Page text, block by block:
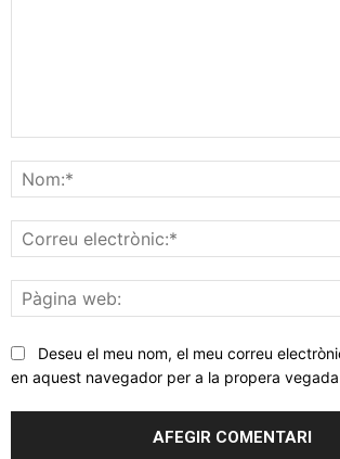
Deseu el meu nom, el meu correu
en aquest navegador per a la propera